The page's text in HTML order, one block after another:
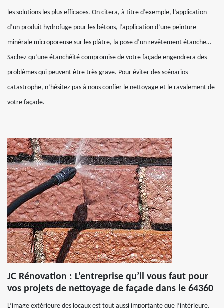
les solutions les plus efficaces. On citera, à titre d’exemple, l’application
d’un produit hydrofuge pour les bétons, l’application d’une peinture
minérale microporeuse sur les plâtre, la pose d’un revêtement étanche…
Sachez qu’une étanchéité compromise de votre façade engendrera des
problèmes qui peuvent être très grave. Pour éviter des scénarios
catastrophe, n’hésitez pas à nous confier le nettoyage et le ravalement de
votre façade.
JC Rénovation : L’entreprise qu’il vous faut pour
vos projets de nettoyage de façade dans le 64360
L’image extérieure des locaux est tout aussi importante que l’intérieure,